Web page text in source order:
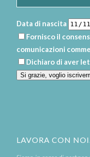
Data di nascita
Fornisco il
comunicazioni
Dichiaro di aver
Si grazie, voglio
LAVORA CON